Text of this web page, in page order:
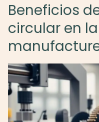
Beneficios
circular en